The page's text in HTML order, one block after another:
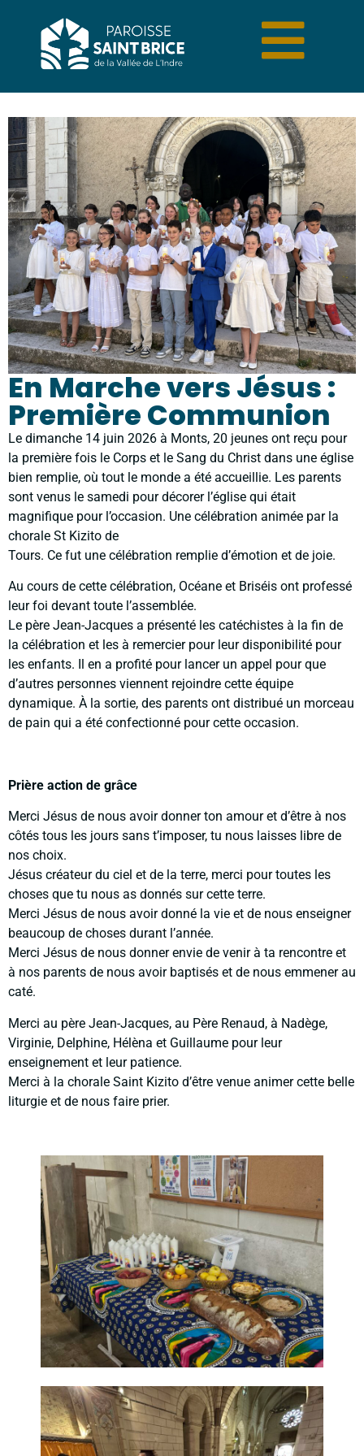
En Marche vers Jésus :
Première Communion
Le dimanche 14 juin 2026 à Monts, 20 jeunes ont reçu pour
la première fois le Corps et le Sang du Christ dans une église
bien remplie, où tout le monde a été accueillie. Les parents
sont venus le samedi pour décorer l’église qui était
magnifique pour l’occasion. Une célébration animée par la
chorale St Kizito de
Tours. Ce fut une célébration remplie d’émotion et de joie.
Au cours de cette célébration, Océane et Briséis ont professé
leur foi devant toute l’assemblée.
Le père Jean-Jacques a présenté les catéchistes à la fin de
la célébration et les à remercier pour leur disponibilité pour
les enfants. Il en a profité pour lancer un appel pour que
d’autres personnes viennent rejoindre cette équipe
dynamique. À la sortie, des parents ont distribué un morceau
de pain qui a été confectionné pour cette occasion.
Prière action de grâce
Merci Jésus de nous avoir donner ton amour et d’être à nos
côtés tous les jours sans t’imposer, tu nous laisses libre de
nos choix.
Jésus créateur du ciel et de la terre, merci pour toutes les
choses que tu nous as donnés sur cette terre.
Merci Jésus de nous avoir donné la vie et de nous enseigner
beaucoup de choses durant l’année.
Merci Jésus de nous donner envie de venir à ta rencontre et
à nos parents de nous avoir baptisés et de nous emmener au
caté.
Merci au père Jean-Jacques, au Père Renaud, à Nadège,
Virginie, Delphine, Hélèna et Guillaume pour leur
enseignement et leur patience.
Merci à la chorale Saint Kizito d’être venue animer cette belle
liturgie et de nous faire prier.